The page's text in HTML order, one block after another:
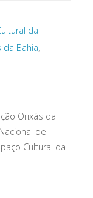
da
da Bahia,
Orixás da
de
Cultural da